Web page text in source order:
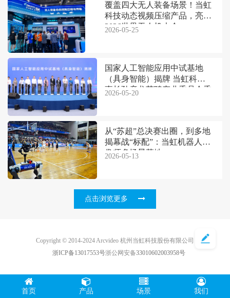
覆盖四大无人装备场景！当虹
科技动态视频压缩产品，亮相
2026世界无人机大会
2026-05-25
国家人工智能应用中试基地
（具身智能）揭牌 当虹科技董
事长孙彦龙获聘产业委员会委
2026-05-20
从“苏超”总决赛出圈，到多地
揭幕战“标配”：当虹机器人摄
像师多场景落地
2026-05-13
点击浏览更多
Copyright © 2014-2024 Arcvideo 杭州当虹科技股份有限公司
浙ICP备13017553号浙公网安备33010602003958号
首页 产品 场景 我们